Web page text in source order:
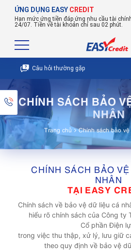
ỨNG DỤNG EASY CREDIT
Hạn mức ứng tiền đáp ứng nhu cầu tài
24/07. Tiền về tài khoản chỉ sau 02 phút.
Câu hỏi thường gặp
CHÍNH SÁCH BẢO
NHÂN
Trang chủ Chính sách bảo
CHÍNH SÁCH BẢO
NHÂN
TẠI EASY
Chính sách về bảo vệ dữ liệu cá
hiểu rõ chính sách của Công ty
Cổ phần Điện
trong việc thu thập, xử lý, lưu giữ
theo quy định về bảo vệ